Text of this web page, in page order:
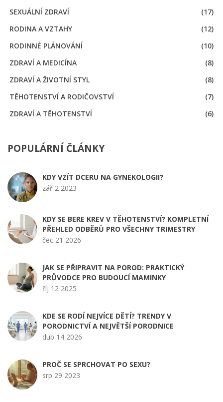
SEXUÁLNÍ ZDRAVÍ
(17)
RODINA A VZTAHY
(12)
RODINNÉ PLÁNOVÁNÍ
(10)
ZDRAVÍ A MEDICÍNA
(8)
ZDRAVÍ A ŽIVOTNÍ STYL
(8)
TĚHOTENSTVÍ A RODIČOVSTVÍ
(7)
ZDRAVÍ A TĚHOTENSTVÍ
(6)
POPULÁRNÍ ČLÁNKY
KDY VZÍT DCERU NA GYNEKOLOGII?
zář 2 2023
KDY SE BERE KREV V TĚHOTENSTVÍ? KOMPLETNÍ
PŘEHLED ODBĚRŮ PRO VŠECHNY TRIMESTRY
čec 21 2026
JAK SE PŘIPRAVIT NA POROD: PRAKTICKÝ
PRŮVODCE PRO BUDOUCÍ MAMINKY
říj 12 2025
KDE SE RODÍ NEJVÍCE DĚTÍ? TRENDY V
PORODNICTVÍ A NEJVĚTŠÍ PORODNICE
dub 14 2026
PROČ SE SPRCHOVAT PO SEXU?
srp 29 2023